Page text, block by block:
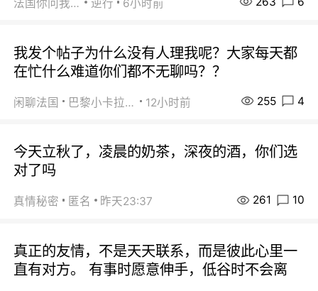
法国你问我答 逆行 6小时前
我发个帖子为什么没有人理我呢？大家每天都
在忙什么难道你们都不无聊吗？？
闲聊法国 巴黎小卡拉咪 12小时前 255 4
今天立秋了，凌晨的奶茶，深夜的酒，你们选
对了吗
真情秘密 匿名 昨天23:37 261 10
真正的友情，不是天天联系，而是彼此心里一
直有对方。 有事时愿意伸手，低谷时不会离